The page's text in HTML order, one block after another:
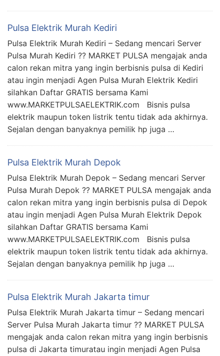
Pulsa Elektrik Murah Kediri
Pulsa Elektrik Murah Kediri – Sedang mencari Server
Pulsa Murah Kediri ?? MARKET PULSA mengajak anda
calon rekan mitra yang ingin berbisnis pulsa di Kediri
atau ingin menjadi Agen Pulsa Murah Elektrik Kediri
silahkan Daftar GRATIS bersama Kami
www.MARKETPULSAELEKTRIK.com Bisnis pulsa
elektrik maupun token listrik tentu tidak ada akhirnya.
Sejalan dengan banyaknya pemilik hp juga …
Pulsa Elektrik Murah Depok
Pulsa Elektrik Murah Depok – Sedang mencari Server
Pulsa Murah Depok ?? MARKET PULSA mengajak anda
calon rekan mitra yang ingin berbisnis pulsa di Depok
atau ingin menjadi Agen Pulsa Murah Elektrik Depok
silahkan Daftar GRATIS bersama Kami
www.MARKETPULSAELEKTRIK.com Bisnis pulsa
elektrik maupun token listrik tentu tidak ada akhirnya.
Sejalan dengan banyaknya pemilik hp juga …
Pulsa Elektrik Murah Jakarta timur
Pulsa Elektrik Murah Jakarta timur – Sedang mencari
Server Pulsa Murah Jakarta timur ?? MARKET PULSA
mengajak anda calon rekan mitra yang ingin berbisnis
pulsa di Jakarta timuratau ingin menjadi Agen Pulsa